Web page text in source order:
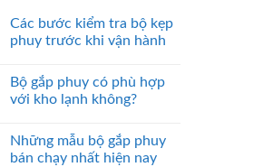
Các bước kiểm tra bộ kẹp
phuy trước khi vận hành
Bộ gắp phuy có phù hợp
với kho lạnh không?
Những mẫu bộ gắp phuy
bán chạy nhất hiện nay